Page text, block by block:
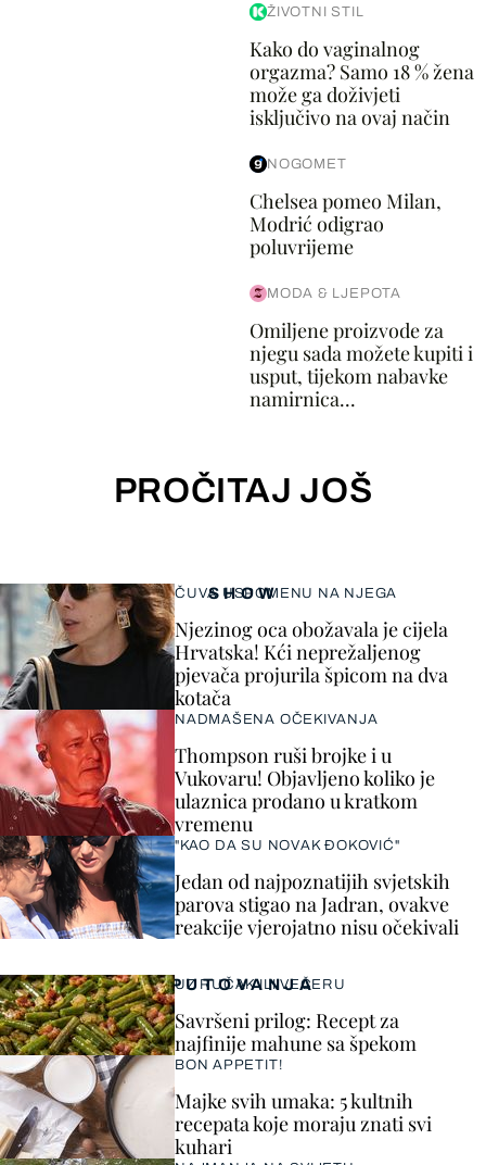
ŽIVOTNI STIL
Kako do vaginalnog
orgazma? Samo 18 % žena
može ga doživjeti
isključivo na ovaj način
NOGOMET
Chelsea pomeo Milan,
Modrić odigrao
poluvrijeme
MODA & LJEPOTA
Omiljene proizvode za
njegu sada možete kupiti i
usput, tijekom nabavke
namirnica...
PROČITAJ JOŠ
SHOW
ČUVA USPOMENU NA NJEGA
Njezinog oca obožavala je cijela
Hrvatska! Kći neprežaljenog
pjevača projurila špicom na dva
kotača
NADMAŠENA OČEKIVANJA
Thompson ruši brojke i u
Vukovaru! Objavljeno koliko je
ulaznica prodano u kratkom
vremenu
"KAO DA SU NOVAK ĐOKOVIĆ"
Jedan od najpoznatijih svjetskih
parova stigao na Jadran, ovakve
reakcije vjerojatno nisu očekivali
PUTOVANJA
UZ RUČAK ILI VEČERU
Savršeni prilog: Recept za
najfinije mahune sa špekom
BON APPETIT!
Majke svih umaka: 5 kultnih
recepata koje moraju znati svi
kuhari